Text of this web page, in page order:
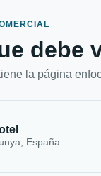
debe
la página
España